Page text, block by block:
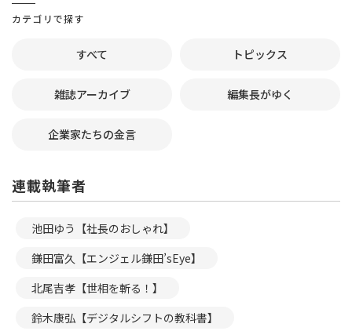
カテゴリで探す
すべて トピックス
雑誌アーカイブ 編集長がゆく
企業家たちの金言
連載執筆者
池田ゆう【社長のおしゃれ】
鎌田富久【エンジェル鎌田’sEye】
北尾吉孝【世相を斬る！】
鈴木康弘【デジタルシフトの教科書】